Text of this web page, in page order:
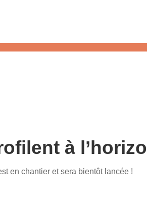
à
en chantier et sera bientôt lancée !